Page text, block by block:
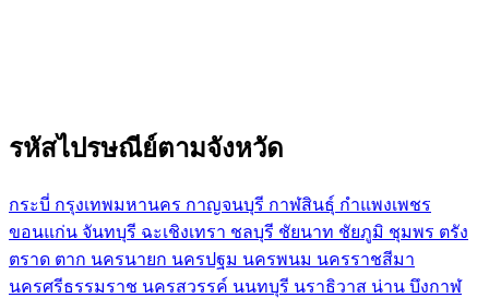
รหัสไปรษณีย์ตามจังหวัด
กระบี่ กรุงเทพมหานคร กาญจนบุรี กาฬสินธุ์ กำแพงเพชร
ขอนแก่น จันทบุรี ฉะเชิงเทรา ชลบุรี ชัยนาท ชัยภูมิ ชุมพร ตรัง
ตราด ตาก นครนายก นครปฐม นครพนม นครราชสีมา
นครศรีธรรมราช นครสวรรค์ นนทบุรี นราธิวาส น่าน บึงกาฬ